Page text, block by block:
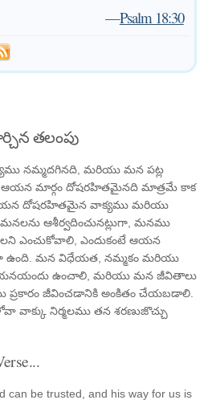
—Psalm 18:30
తలంపు
నమ్మదగినది, మరియు మన పట్ల
ఆయన మార్గం దోషరహితమైనది మాత్రమే కాక
దోషరహితమైన వాక్యము మరియు
ఆశీర్వదించునట్లుగా, మనము
ఎంచుకోవాలి, ఎందుకంటే ఆయన
ఉంది. మన విధేయత, నమ్మకం మరియు
ఉంచాలి, మరియు మన జీవితాలు
జీవించడానికి అంకితం చేయబడాలి.
వాక్కు నిర్మలము తన శరణుజొచ్చు
can be trusted, and his way for us is